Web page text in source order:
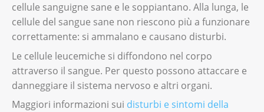
cellule sanguigne sane e le soppiantano. Alla lunga, le
cellule del sangue sane non riescono più a funzionare
correttamente: si ammalano e causano disturbi.
Le cellule leucemiche si diffondono nel corpo
attraverso il sangue. Per questo possono attaccare e
danneggiare il sistema nervoso e altri organi.
Maggiori informazioni sui disturbi e sintomi della